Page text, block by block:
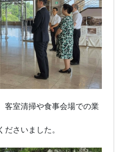
客室清掃や食事会場での業
さいました。